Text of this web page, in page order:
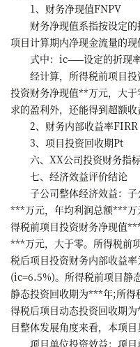
1、财务净现值FNPV
财务净现值系指按设定的
项目计算期内净现金流量的现
式中：ic——设定的折现率(
经计算，所得税前项目投
投资财务净现值**万元，大
求的盈利外，还能得到超额收
2、财务内部收益率FIRR
3、项目投资回收期Pt
六、XX公司投资财务指
七、经济效益评价结论
子公司整体经济效益：子
***万元，年均利润总额***
得税前项目投资财务净现值
***万元，大于零。所得税前
税后项目投资财务内部收益
(ic=6.5%)。所得税前项目静
静态投资回收期为***年;所
得税后项目动态投资回收期
目整体发展角度来看，本项目
项目单位投资效益：项目